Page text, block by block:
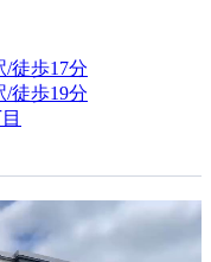
徒歩17分
徒歩19分